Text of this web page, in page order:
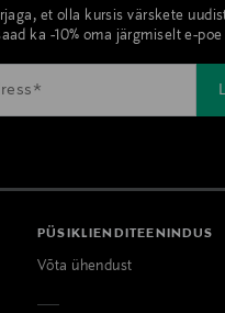
et olla kursis värskete
ka -10% oma järgmiselt e-
PÜSIKLIENDITEENINDUS
Võta ühendust